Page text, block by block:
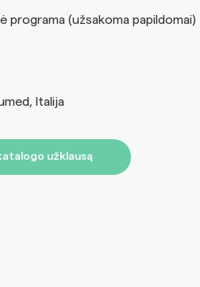
programa (užsakoma papildomai)
Italija
užklausą